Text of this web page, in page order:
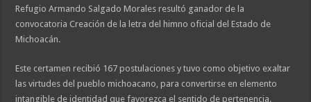
Refugio Armando Salgado Morales resultó ganador de la
convocatoria Creación de la letra del himno oficial del Estado de
Michoacán.
Este certamen recibió 167 postulaciones y tuvo como objetivo exaltar
las virtudes del pueblo michoacano, para convertirse en elemento
intangible de identidad que favorezca el sentido de pertenencia.